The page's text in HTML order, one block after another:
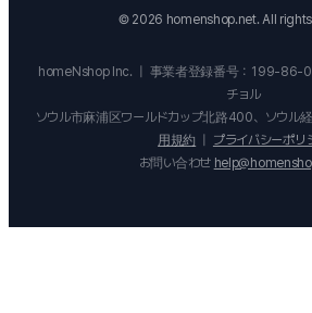
© 2026 homenshop.net. All
homeNshop Inc. 事業者登録番号：199-86-
チョル
ソウル市麻浦区ワールドカップ北路400、ソウル
用規約
プライバシーポリ
お問い合わせ